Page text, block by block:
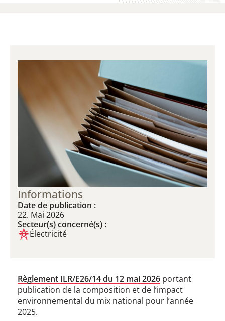
Informations
Date de publication :
22. Mai 2026
Secteur(s) concerné(s) :
Électricité
Règlement ILR/E26/14 du 12 mai 2026 portant
publication de la composition et de l’impact
environnemental du mix national pour l’année
2025.